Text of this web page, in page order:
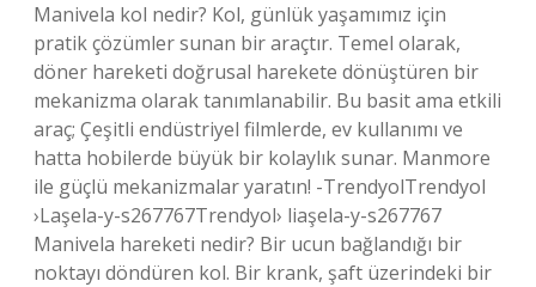
Manivela kol nedir? Kol, günlük yaşamımız için
pratik çözümler sunan bir araçtır. Temel olarak,
döner hareketi doğrusal harekete dönüştüren bir
mekanizma olarak tanımlanabilir. Bu basit ama etkili
araç; Çeşitli endüstriyel filmlerde, ev kullanımı ve
hatta hobilerde büyük bir kolaylık sunar. Manmore
ile güçlü mekanizmalar yaratın! -TrendyolTrendyol
›Laşela-y-s267767Trendyol› liaşela-y-s267767
Manivela hareketi nedir? Bir ucun bağlandığı bir
noktayı döndüren kol. Bir krank, şaft üzerindeki bir